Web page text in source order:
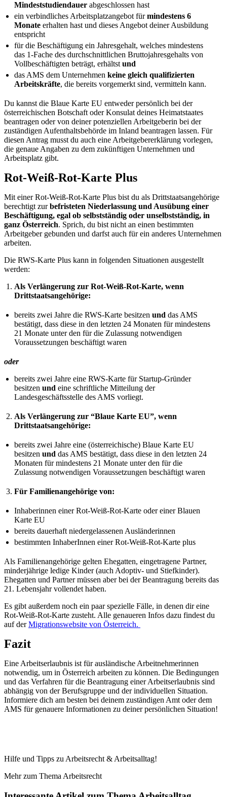
Mindeststudiendauer abgeschlossen hast
ein verbindliches Arbeitsplatzangebot fürmindestens 6
Monate erhalten hast und dieses Angebot deiner Ausbildung
entspricht
für die Beschäftigung ein Jahresgehalt, welches mindestens
das 1-Fache des durchschnittlichen Bruttojahresgehalts von
Vollbeschäftigten beträgt, erhältst und
das AMS dem Unternehmen keine gleich qualifizierten
Arbeitskräfte, die bereits vorgemerkt sind, vermitteln kann.
Du kannst die Blaue Karte EU entweder persönlich bei der
österreichischen Botschaft oder Konsulat deines Heimatstaates
beantragen oder von deiner potenziellen Arbeitgeberin bei der
zuständigen Aufenthaltsbehörde im Inland beantragen lassen. Für
diesen Antrag musst du auch eine Arbeitgebererklärung vorlegen,
die genaue Angaben zu dem zukünftigen Unternehmen und
Arbeitsplatz gibt.
Rot-Weiß-Rot-Karte Plus
Mit einer Rot-Weiß-Rot-Karte Plus bist du als Drittstaatsangehörige
berechtigt zurbefristeten Niederlassung und Ausübung einer
Beschäftigung, egal ob selbstständig oder unselbstständig, in
ganz Österreich. Sprich, du bist nicht an einen bestimmten
Arbeitgeber gebunden und darfst auch für ein anderes Unternehmen
arbeiten.
Die RWS-Karte Plus kann in folgenden Situationen ausgestellt
werden:
Als Verlängerung zur Rot-Weiß-Rot-Karte, wenn
Drittstaatsangehörige:
bereits zwei Jahre die RWS-Karte besitzen und das AMS
bestätigt, dass diese in den letzten 24 Monaten für mindestens
21 Monate unter den für die Zulassung notwendigen
Voraussetzungen beschäftigt waren
oder
bereits zwei Jahre eine RWS-Karte für Startup-Gründer
besitzen und eine schriftliche Mitteilung der
Landesgeschäftsstelle des AMS vorliegt.
Als Verlängerung zur “Blaue Karte EU”, wenn
Drittstaatsangehörige:
bereits zwei Jahre eine (österreichische) Blaue Karte EU
besitzen und das AMS bestätigt, dass diese in den letzten 24
Monaten für mindestens 21 Monate unter den für die
Zulassung notwendigen Voraussetzungen beschäftigt waren
Für Familienangehörige von:
Inhaberinnen einer Rot-Weiß-Rot-Karte oder einer Blauen
Karte EU
bereits dauerhaft niedergelassenen Ausländerinnen
bestimmten InhaberInnen einer Rot-Weiß-Rot-Karte plus
Als Familienangehörige gelten Ehegatten, eingetragene Partner,
minderjährige ledige Kinder (auch Adoptiv- und Stiefkinder).
Ehegatten und Partner müssen aber bei der Beantragung bereits das
21. Lebensjahr vollendet haben.
Es gibt außerdem noch ein paar spezielle Fälle, in denen dir eine
Rot-Weiß-Rot-Karte zusteht. Alle genaueren Infos dazu findest du
auf derMigrationswebsite von Österreich.
Fazit
Eine Arbeitserlaubnis ist für ausländische Arbeitnehmerinnen
notwendig, um in Österreich arbeiten zu können. Die Bedingungen
und das Verfahren für die Beantragung einer Arbeitserlaubnis sind
abhängig von der Berufsgruppe und der individuellen Situation.
Informiere dich am besten bei deinem zuständigen Amt oder dem
AMS für genauere Informationen zu deiner persönlichen Situation!
Hilfe und Tipps zu Arbeitsrecht & Arbeitsalltag!
Mehr zum Thema Arbeitsrecht